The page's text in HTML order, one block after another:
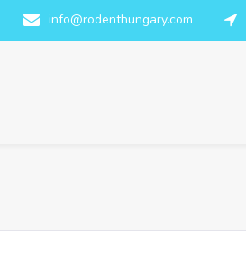
info@rodenthungary.com